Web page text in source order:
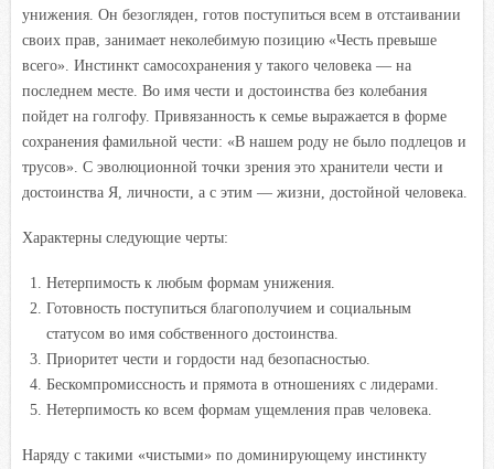
унижения. Он безогляден, готов поступиться всем в отстаивании
своих прав, занимает неколебимую позицию «Честь превыше
всего». Инстинкт самосохранения у такого человека — на
последнем месте. Во имя чести и достоинства без колебания
пойдет на голгофу. Привязанность к семье выражается в форме
сохранения фамильной чести: «В нашем роду не было подлецов и
трусов». С эволюционной точки зрения это хранители чести и
достоинства Я, личности, а с этим — жизни, достойной человека.
Характерны следующие черты:
Нетерпимость к любым формам унижения.
Готовность поступиться благополучием и социальным
статусом во имя собственного достоинства.
Приоритет чести и гордости над безопасностью.
Бескомпромиссность и прямота в отношениях с лидерами.
Нетерпимость ко всем формам ущемления прав человека.
Наряду с такими «чистыми» по доминирующему инстинкту